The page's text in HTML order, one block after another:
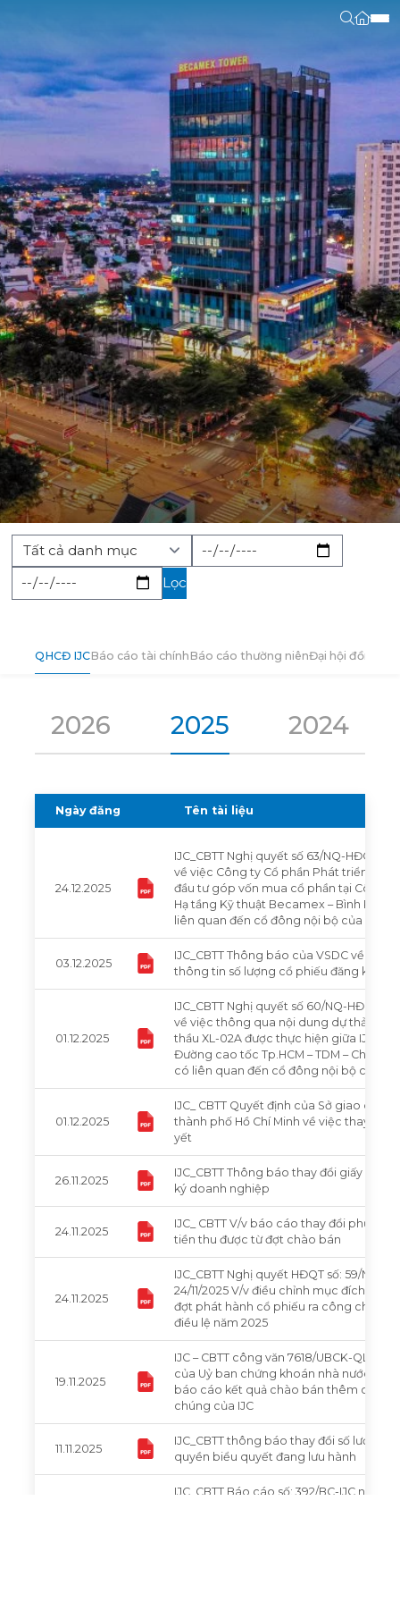
Lọc
QHCĐ IJCBáo cáo tài chính Báo cáo thường niênĐại hội đồng cổ
2026 2025 2024
Ngày đăng Tên tài liệu
24.12.2025
IJC_CBTT Nghị quyết số 63/NQ-HĐQT
về việc Công ty Cổ phần Phát triển Hạ
đầu tư góp vốn mua cổ phần tại Công
Hạ tầng Kỹ thuật Becamex – Bình
liên quan đến cổ đông nội bộ của công
03.12.2025
IJC_CBTT Thông báo của VSDC về việc
thông tin số lượng cổ phiếu đăng ký
01.12.2025
IJC_CBTT Nghị quyết số 60/NQ-HĐQT
về việc thông qua nội dung dự thảo
thầu XL-02A được thực hiện giữa IJC và
Đường cao tốc Tp.HCM – TDM – Chơn
có liên quan đến cổ đông nội bộ của
01.12.2025
IJC_ CBTT Quyết định của Sở giao dịch
thành phố Hồ Chí Minh về việc thay đổi
yết
26.11.2025
IJC_CBTT Thông báo thay đổi giấy
ký doanh nghiệp
24.11.2025
IJC_ CBTT V/v báo cáo thay đổi phương
tiền thu được từ đợt chào bán
24.11.2025
IJC_CBTT Nghị quyết HĐQT số: 59/NQ-
24/11/2025 V/v điều chỉnh mục đích sử
đợt phát hành cổ phiếu ra công chúng
điều lệ năm 2025
19.11.2025
IJC – CBTT công văn 7618/UBCK-QLCB
của Uỷ ban chứng khoán nhà nước về
báo cáo kết quả chào bán thêm cổ
chúng của IJC
11.11.2025
IJC_CBTT thông báo thay đổi số lượng
quyền biểu quyết đang lưu hành
IJC_CBTT Báo cáo số: 392/BC-IJC ngày